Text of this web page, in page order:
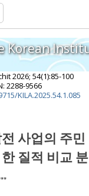
Korean
2026; 54(1):85-100
2288-9566
KILA.2025.54.1.085
사업의 주
질적 비교